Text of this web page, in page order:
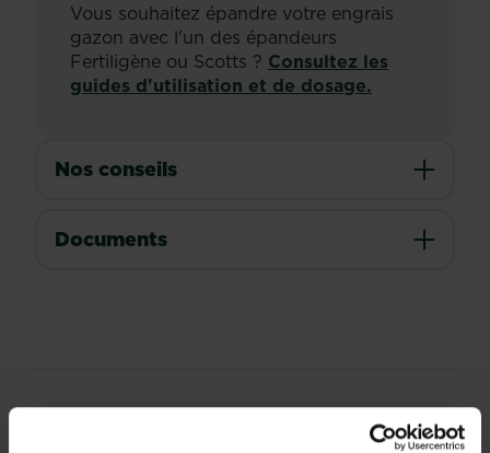
Vous souhaitez épandre votre engrais
gazon avec l'un des épandeurs
Fertiligène ou Scotts ? Consultez les
guides d'utilisation et de dosage.
Nos conseils
Documents
PRODUITS ASSOCIÉS